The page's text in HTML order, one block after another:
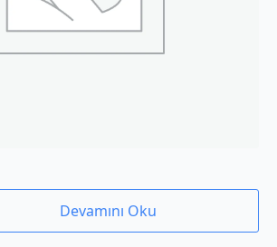
Devamını Oku